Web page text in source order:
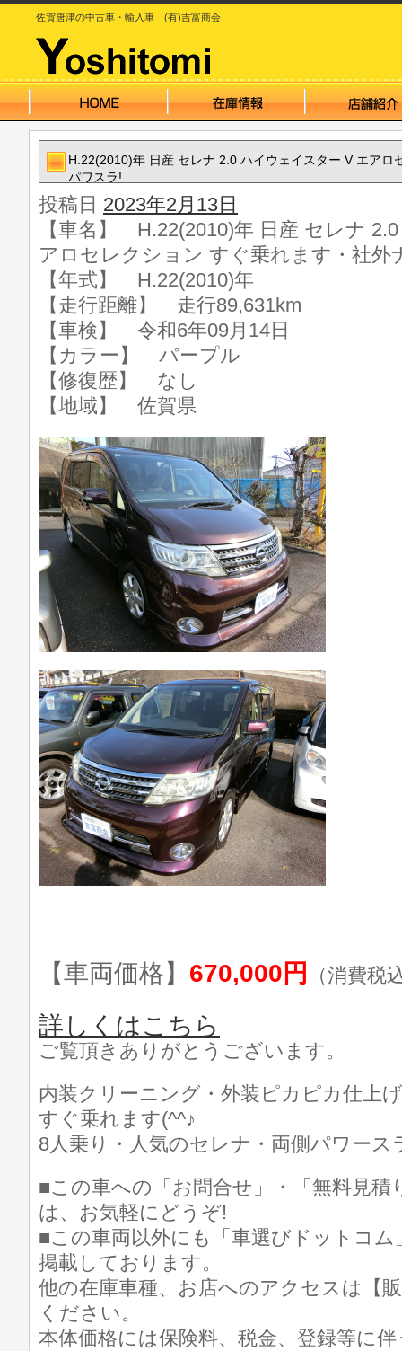
佐賀唐津の中古車・輸入車 (有)吉富商会
H.22(2010)年 日産 セレナ 2.0 ハイウェイスター V エアロ
パワスラ!
投稿日 2023年2月13日
【車名】 H.22(2010)年 日産 セレナ
アロセレクション すぐ乗れます・社外
【年式】 H.22(2010)年
【走行距離】 走行89,631km
【車検】 令和6年09月14日
【カラー】 パープル
【修復歴】 なし
【地域】 佐賀県
【車両価格】 670,000円 （消費税
詳しくはこちら
ご覧頂きありがとうございます。
内装クリーニング・外装ピカピカ仕上
すぐ乗れます(^^♪
8人乗り・人気のセレナ・両側パワース
■この車への「お問合せ」・「無料見積
は、お気軽にどうぞ!
■この車両以外にも「車選びドットコ
掲載しております。
他の在庫車種、お店へのアクセスは【
ください。
本体価格には保険料、税金、登録等に